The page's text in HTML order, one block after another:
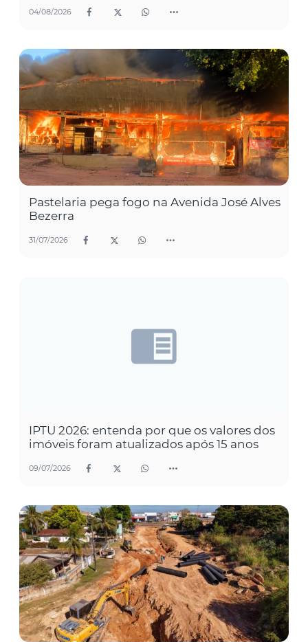
04/08/2026
Pastelaria pega fogo na Avenida José Alves
Bezerra
31/07/2026
IPTU 2026: entenda por que os valores dos
imóveis foram atualizados após 15 anos
09/07/2026